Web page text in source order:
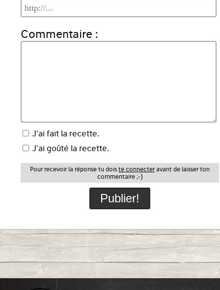
Commentaire :
J'ai fait la recette.
J'ai goûté la recette.
Pour recevoir la réponse tu dois te connecteravant de laisser ton
commentaire ;-)